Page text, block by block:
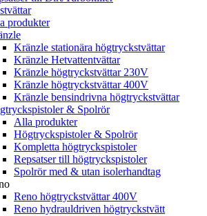
produkter
Kränzle stationära högtryckstvättar
Kränzle Hetvattentvättar
Kränzle högtryckstvättar 230V
Kränzle högtryckstvättar 400V
Kränzle bensindrivna högtryckstvättar
& Spolrör
Alla produkter
Högtryckspistoler & Spolrör
Kompletta högtryckspistoler
Repsatser till högtryckspistoler
Spolrör med & utan isolerhandtag
Reno högtryckstvättar 400V
Reno hydrauldriven högtryckstvätt